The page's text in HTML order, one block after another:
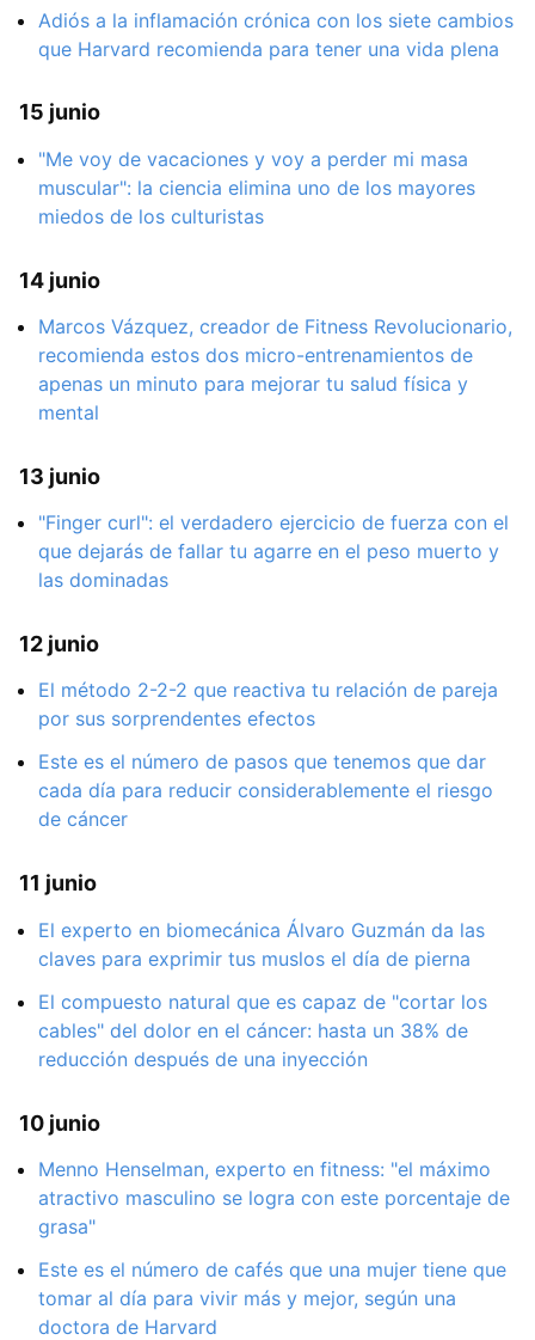
Adiós a la inflamación crónica con los siete cambios
que Harvard recomienda para tener una vida plena
15 junio
"Me voy de vacaciones y voy a perder mi masa
muscular": la ciencia elimina uno de los mayores
miedos de los culturistas
14 junio
Marcos Vázquez, creador de Fitness Revolucionario,
recomienda estos dos micro-entrenamientos de
apenas un minuto para mejorar tu salud física y
mental
13 junio
"Finger curl": el verdadero ejercicio de fuerza con el
que dejarás de fallar tu agarre en el peso muerto y
las dominadas
12 junio
El método 2-2-2 que reactiva tu relación de pareja
por sus sorprendentes efectos
Este es el número de pasos que tenemos que dar
cada día para reducir considerablemente el riesgo
de cáncer
11 junio
El experto en biomecánica Álvaro Guzmán da las
claves para exprimir tus muslos el día de pierna
El compuesto natural que es capaz de "cortar los
cables" del dolor en el cáncer: hasta un 38% de
reducción después de una inyección
10 junio
Menno Henselman, experto en fitness: "el máximo
atractivo masculino se logra con este porcentaje de
grasa"
Este es el número de cafés que una mujer tiene que
tomar al día para vivir más y mejor, según una
doctora de Harvard